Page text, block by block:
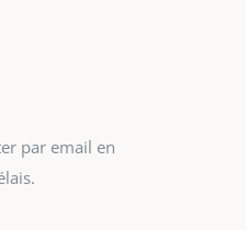
par email en